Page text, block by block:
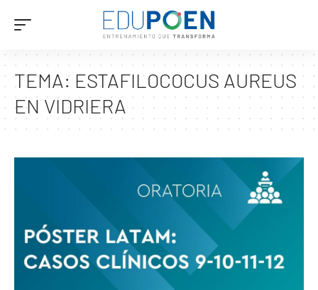
TEMA: ESTAFILOCOCUS AUREUS
EN VIDRIERA